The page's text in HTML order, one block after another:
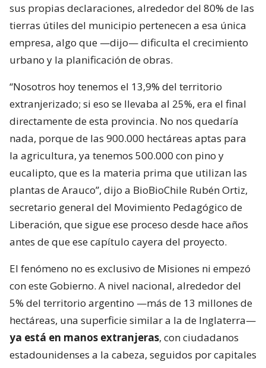
sus propias declaraciones, alrededor del 80% de las
tierras útiles del municipio pertenecen a esa única
empresa, algo que —dijo— dificulta el crecimiento
urbano y la planificación de obras.
“Nosotros hoy tenemos el 13,9% del territorio
extranjerizado; si eso se llevaba al 25%, era el final
directamente de esta provincia. No nos quedaría
nada, porque de las 900.000 hectáreas aptas para
la agricultura, ya tenemos 500.000 con pino y
eucalipto, que es la materia prima que utilizan las
plantas de Arauco”, dijo a BioBioChile Rubén Ortiz,
secretario general del Movimiento Pedagógico de
Liberación, que sigue ese proceso desde hace años
antes de que ese capítulo cayera del proyecto.
El fenómeno no es exclusivo de Misiones ni empezó
con este Gobierno. A nivel nacional, alrededor del
5% del territorio argentino —más de 13 millones de
hectáreas, una superficie similar a la de Inglaterra—
ya está en manos extranjeras, con ciudadanos
estadounidenses a la cabeza, seguidos por capitales